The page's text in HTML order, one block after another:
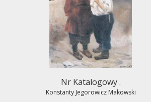
Nr Katalogowy .
Konstanty Jegorowicz Makowski